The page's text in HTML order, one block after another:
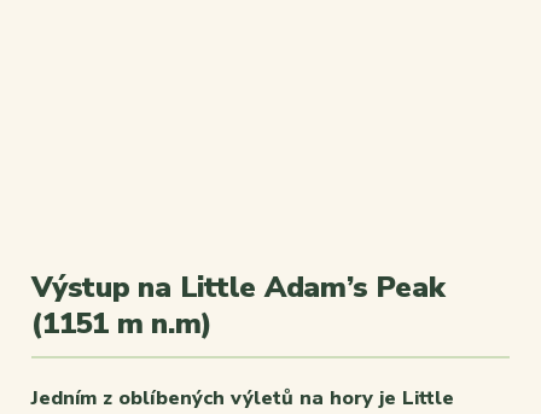
Výstup na Little Adam’s Peak
(1151 m n.m)
Jedním z oblíbených výletů na hory je Little